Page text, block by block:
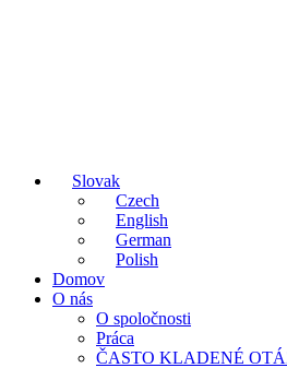
Slovak
Czech
English
German
Polish
Domov
O nás
O spoločnosti
Práca
ČASTO KLADENÉ